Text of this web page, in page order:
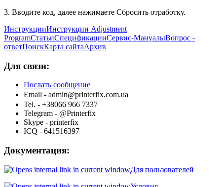
3. Вводите код, далее нажимаете Сбросить отработку.
ИнструкцииИнструкции Adjustment
ProgramСтатьиСпецификацииСервис-МануалыВопрос -
ответПоискКарта сайтаАрхив
Для связи:
Послать сообщение
Email - admin@printerfix.com.ua
Tel. - +38066 966 7337
Telegram - @Printerfix
Skype - printerfix
ICQ - 641516397
Документация:
Для пользователей